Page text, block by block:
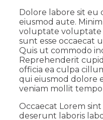
Dolore labore sit eu
eiusmod aute.
voluptate voluptate
sunt esse occaecat
Quis ut commodo
Reprehenderit
officia ea culpa
qui eiusmod dolore
veniam mollit
Occaecat Lorem
deserunt laboris